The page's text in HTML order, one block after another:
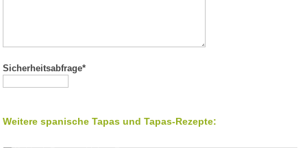
Sicherheitsabfrage*
Weitere spanische Tapas und Tapas-Rezepte: